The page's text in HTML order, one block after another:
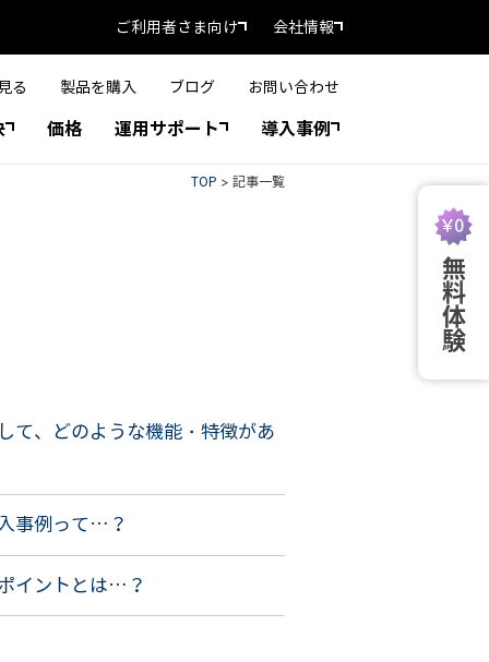
無料体験
ご利用者さま向け 会社情報
る 製品を購入 ブログ お問い合わせ
価格 運用サポート 導入事例
TOP > 記事一覧
て、どのような機能・特徴があ
事例って…？
イントとは…？